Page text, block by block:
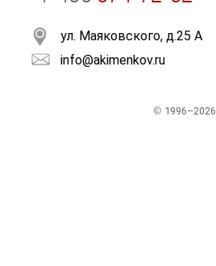
ул. Маяковского, д.25 А
info@akimenkov.ru
© 1996–2026